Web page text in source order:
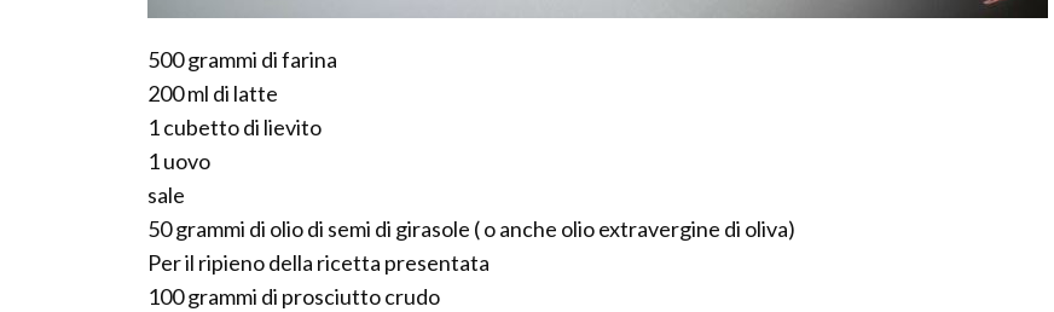
500 grammi di farina
200 ml di latte
1 cubetto di lievito
1 uovo
sale
50 grammi di olio di semi di girasole ( o anche olio extravergine di oliva)
Per il ripieno della ricetta presentata
100 grammi di prosciutto crudo